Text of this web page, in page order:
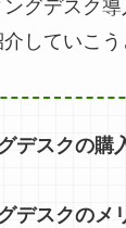
グデスク
していこう
デスクの購
デスクのメ